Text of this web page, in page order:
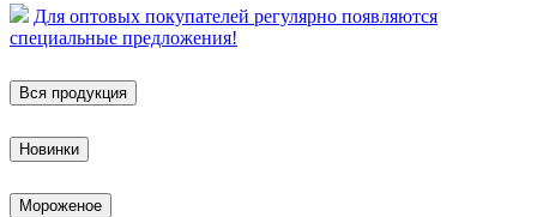
Для оптовых покупателей регулярно появляются
специальные предложения!
Вся продукция
Новинки
Мороженое